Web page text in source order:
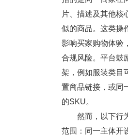
片、描述及其他核
似的商品。这类操
影响买家购物体验
合规风险。平台鼓
架，例如服装类目
置商品链接，或同
的SKU。
然而，以下行为
范围：同一主体开